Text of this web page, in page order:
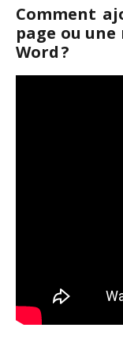
Comment
page ou
Word ?